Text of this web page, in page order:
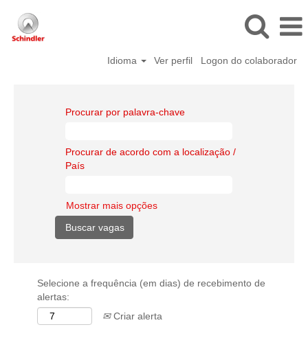
Idioma Ver perfil Logon do colaborador
Procurar por palavra-chave
Procurar de acordo com a localização /
País
Mostrar mais opções
Selecione a frequência (em dias) de recebimento de
alertas:
Criar alerta